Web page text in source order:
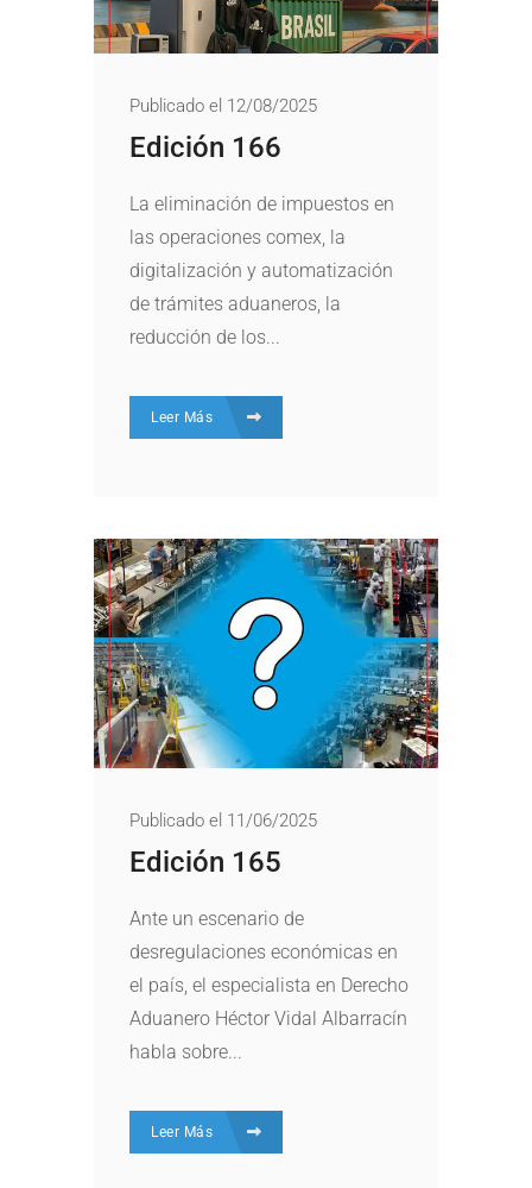
Publicado el 12/08/2025
Edición 166
La eliminación de impuestos en
las operaciones comex, la
digitalización y automatización
de trámites aduaneros, la
reducción de los...
Leer Más
Publicado el 11/06/2025
Edición 165
Ante un escenario de
desregulaciones económicas en
el país, el especialista en Derecho
Aduanero Héctor Vidal Albarracín
habla sobre...
Leer Más